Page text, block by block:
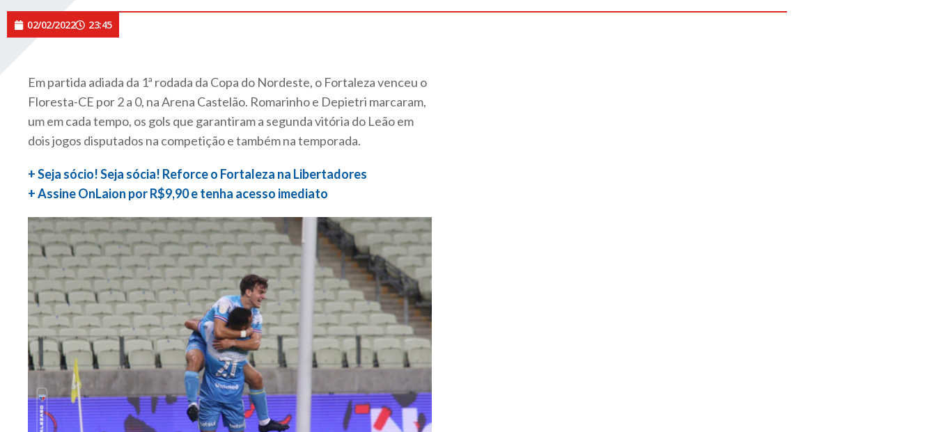
02/02/2022 23:45
Em partida adiada da 1ª rodada da Copa do Nordeste, o Fortaleza venceu o
Floresta-CE por 2 a 0, na Arena Castelão. Romarinho e Depietri marcaram,
um em cada tempo, os gols que garantiram a segunda vitória do Leão em
dois jogos disputados na competição e também na temporada.
+ Seja sócio! Seja sócia! Reforce o Fortaleza na Libertadores
+ Assine OnLaion por R$9,90 e tenha acesso imediato